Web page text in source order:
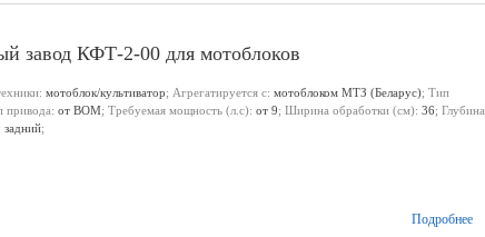
завод КФТ-2-00 для мотоблоков
мотоблок/культиватор; Агрегатируется с: мотоблоком МТЗ (Беларус); Тип
привода: от ВОМ; Требуемая мощность (л.с): от 9; Ширина обработки (см): 36; Глубина
задний;
Подробнее